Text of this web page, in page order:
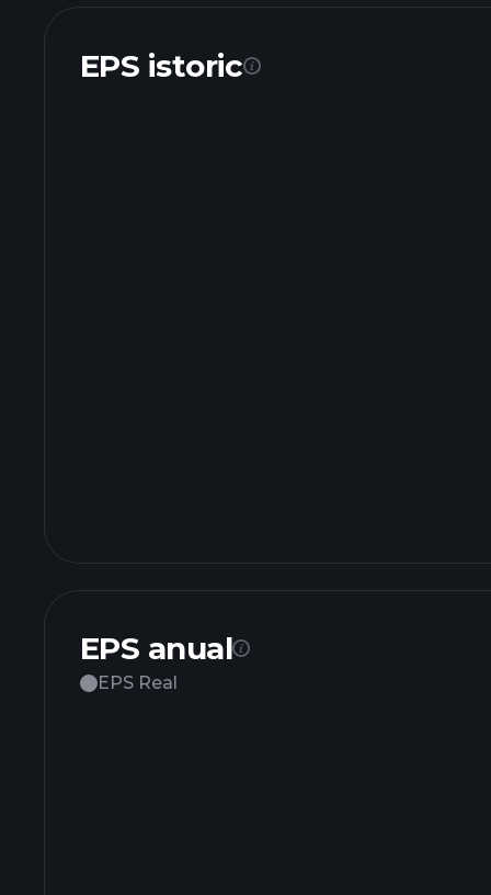
EPS istoric
EPS anual
EPS Real